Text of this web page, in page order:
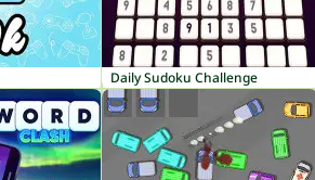
Daily Sudoku Challenge